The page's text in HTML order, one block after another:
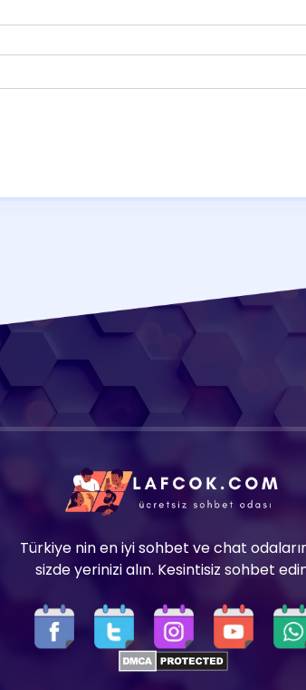
Türkiye nin en iyi sohbet ve chat
sizde yerinizi alın. Kesintisiz sohbet